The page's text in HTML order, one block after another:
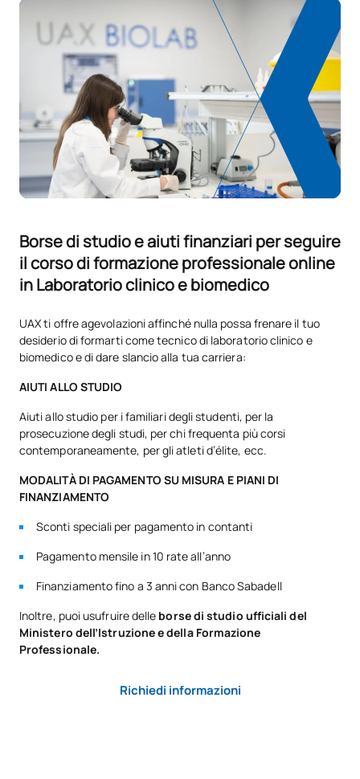
V0130505
Ampliamento dell’Itinerario
personale per l’occupabilità
V0230515
Laboratorio di scienze
forensi
OP 5
TOTALE:
*Carattere: FB:Formazione di base, Ob: Obbligatorio, Op:
Opzionale
Borse di studio e aiuti finanziari per seguire
il corso di formazione professionale online
in Laboratorio clinico e biomedico
UAX ti offre agevolazioni affinché nulla possa frenare il tuo
desiderio di formarti come tecnico di laboratorio clinico e
biomedico e di dare slancio alla tua carriera:
AIUTI ALLO STUDIO
Aiuti allo studio per i familiari degli studenti, per la
prosecuzione degli studi, per chi frequenta più corsi
contemporaneamente, per gli atleti d’élite, ecc.
MODALITÀ DI PAGAMENTO SU MISURA E PIANI DI
FINANZIAMENTO
Sconti speciali per pagamento in contanti
Pagamento mensile in 10 rate all’anno
Finanziamento fino a 3 anni con Banco Sabadell
Inoltre, puoi usufruire delle borse di studio ufficiali del
Ministero dell’Istruzione e della Formazione
Professionale.
Richiedi informazioni